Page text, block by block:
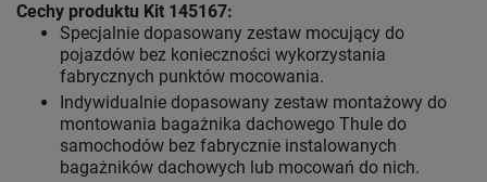
Cechy produktu Kit 145167:
Specjalnie dopasowany zestaw mocujący do
pojazdów bez konieczności wykorzystania
fabrycznych punktów mocowania.
Indywidualnie dopasowany zestaw montażowy do
montowania bagażnika dachowego Thule do
samochodów bez fabrycznie instalowanych
bagażników dachowych lub mocowań do nich.